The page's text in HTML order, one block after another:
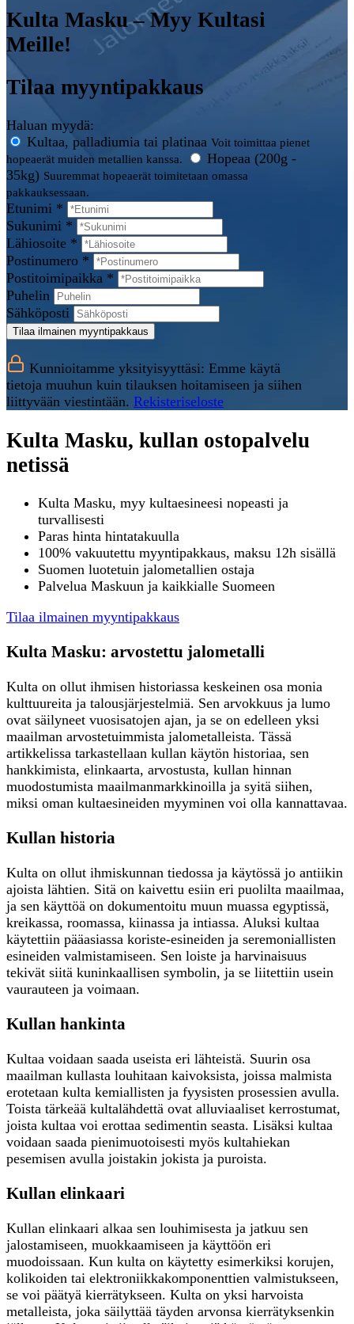
Kulta Masku – Myy Kultasi
Meille!
Tilaa myyntipakkaus
Haluan myydä:
Kultaa, palladiumia tai platinaa Voit toimittaa pienet
hopeaerät muiden metallien kanssa.
Hopeaa (200g -
35kg) Suuremmat hopeaerät toimitetaan omassa
pakkauksessaan.
Etunimi *
Sukunimi *
Lähiosoite *
Postinumero *
Postitoimipaikka *
Puhelin
Sähköposti
Tilaa ilmainen myyntipakkaus
Kunnioitamme yksityisyyttäsi: Emme käytä
tietoja muuhun kuin tilauksen hoitamiseen ja siihen
liittyvään viestintään. Rekisteriseloste
Kulta Masku, kullan ostopalvelu
netissä
Kulta Masku, myy kultaesineesi nopeasti ja
turvallisesti
Paras hinta hintatakuulla
100% vakuutettu myyntipakkaus, maksu 12h sisällä
Suomen luotetuin jalometallien ostaja
Palvelua Maskuun ja kaikkialle Suomeen
Tilaa ilmainen myyntipakkaus
Kulta Masku: arvostettu jalometalli
Kulta on ollut ihmisen historiassa keskeinen osa monia
kulttuureita ja talousjärjestelmiä. Sen arvokkuus ja lumo
ovat säilyneet vuosisatojen ajan, ja se on edelleen yksi
maailman arvostetuimmista jalometalleista. Tässä
artikkelissa tarkastellaan kullan käytön historiaa, sen
hankkimista, elinkaarta, arvostusta, kullan hinnan
muodostumista maailmanmarkkinoilla ja syitä siihen,
miksi oman kultaesineiden myyminen voi olla kannattavaa.
Kullan historia
Kulta on ollut ihmiskunnan tiedossa ja käytössä jo antiikin
ajoista lähtien. Sitä on kaivettu esiin eri puolilta maailmaa,
ja sen käyttöä on dokumentoitu muun muassa egyptissä,
kreikassa, roomassa, kiinassa ja intiassa. Aluksi kultaa
käytettiin pääasiassa koriste-esineiden ja seremoniallisten
esineiden valmistamiseen. Sen loiste ja harvinaisuus
tekivät siitä kuninkaallisen symbolin, ja se liitettiin usein
vaurauteen ja voimaan.
Kullan hankinta
Kultaa voidaan saada useista eri lähteistä. Suurin osa
maailman kullasta louhitaan kaivoksista, joissa malmista
erotetaan kulta kemiallisten ja fyysisten prosessien avulla.
Toista tärkeää kultalähdettä ovat alluviaaliset kerrostumat,
joista kultaa voi erottaa sedimentin seasta. Lisäksi kultaa
voidaan saada pienimuotoisesti myös kultahiekan
pesemisen avulla joistakin jokista ja puroista.
Kullan elinkaari
Kullan elinkaari alkaa sen louhimisesta ja jatkuu sen
jalostamiseen, muokkaamiseen ja käyttöön eri
muodoissaan. Kun kulta on käytetty esimerkiksi korujen,
kolikoiden tai elektroniikkakomponenttien valmistukseen,
se voi päätyä kierrätykseen. Kulta on yksi harvoista
metalleista, joka säilyttää täyden arvonsa kierrätyksenkin